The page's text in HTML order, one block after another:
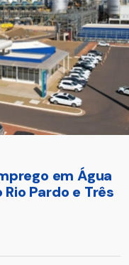
em Água
Pardo e Três